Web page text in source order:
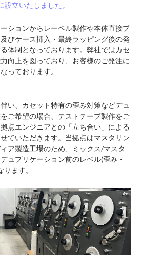
立いたしました。
ションからレーベル製作や本体直接プ
びケース挿入・最終ラッピング後の発
体制となっております。弊社ではカセ
向上を図っており、お客様のご発注に
っております。
い、カセット特有の歪み対策などデュ
ご希望の場合、テストテープ製作をご
点エンジニアとの「立ち合い」による
ていただきます。当拠点はマスタリン
ア製造工場のため、ミックス/マスタ
ュプリケーション前のレベル(歪み・
ます。